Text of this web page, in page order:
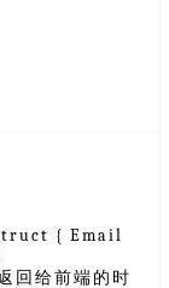
{ Email
回给前端的时